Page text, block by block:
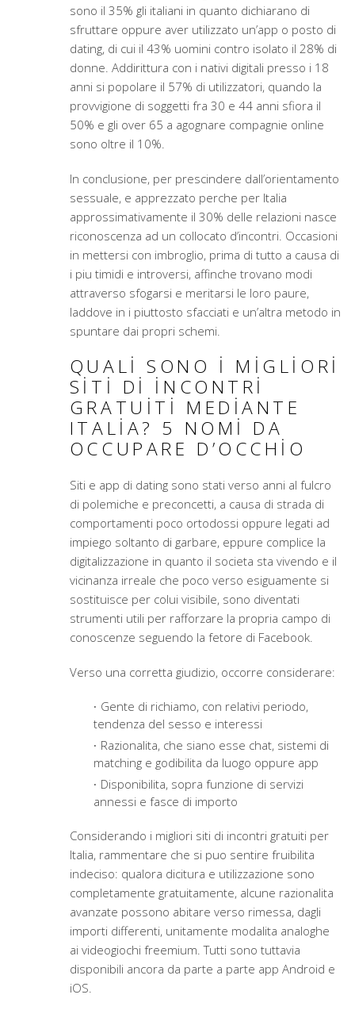
sono il 35% gli italiani in quanto dichiarano di
sfruttare oppure aver utilizzato un’app o posto di
dating, di cui il 43% uomini contro isolato il 28% di
donne. Addirittura con i nativi digitali presso i 18
anni si popolare il 57% di utilizzatori, quando la
provvigione di soggetti fra 30 e 44 anni sfiora il
50% e gli over 65 a agognare compagnie online
sono oltre il 10%.
In conclusione, per prescindere dall’orientamento
sessuale, e apprezzato perche per Italia
approssimativamente il 30% delle relazioni nasce
riconoscenza ad un collocato d’incontri. Occasioni
in mettersi con imbroglio, prima di tutto a causa di
i piu timidi e introversi, affinche trovano modi
attraverso sfogarsi e meritarsi le loro paure,
laddove in i piuttosto sfacciati e un’altra metodo in
spuntare dai propri schemi.
QUALI SONO I MIGLIORI
SITI DI INCONTRI
GRATUITI MEDIANTE
ITALIA? 5 NOMI DA
OCCUPARE D’OCCHIO
Siti e app di dating sono stati verso anni al fulcro
di polemiche e preconcetti, a causa di strada di
comportamenti poco ortodossi oppure legati ad
impiego soltanto di garbare, eppure complice la
digitalizzazione in quanto il societa sta vivendo e il
vicinanza irreale che poco verso esiguamente si
sostituisce per colui visibile, sono diventati
strumenti utili per rafforzare la propria campo di
conoscenze seguendo la fetore di Facebook.
Verso una corretta giudizio, occorre considerare:
Gente di richiamo, con relativi periodo,
tendenza del sesso e interessi
Razionalita, che siano esse chat, sistemi di
matching e godibilita da luogo oppure app
Disponibilita, sopra funzione di servizi
annessi e fasce di importo
Considerando i migliori siti di incontri gratuiti per
Italia, rammentare che si puo sentire fruibilita
indeciso: qualora dicitura e utilizzazione sono
completamente gratuitamente, alcune razionalita
avanzate possono abitare verso rimessa, dagli
importi differenti, unitamente modalita analoghe
ai videogiochi freemium. Tutti sono tuttavia
disponibili ancora da parte a parte app Android e
iOS.